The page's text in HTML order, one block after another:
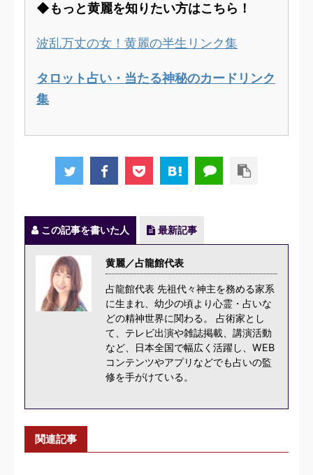
◆もっと黄麗を知りたい方はこちら！
波乱万丈の女！黄麗の半生リンク集
タロット占い・当たる神秘のカードリンク
集
この記事を書いた人 最新記事
黄麗／占龍館代表
占龍館代表 先祖代々神主を務める家系
に生まれ、幼少の頃より心霊・占いな
どの精神世界に関わる。 占術家とし
て、テレビ出演や雑誌掲載、講演活動
など、日本全国で幅広く活躍し、WEB
コンテンツやアプリなどでも占いの監
修を手がけている。
関連記事